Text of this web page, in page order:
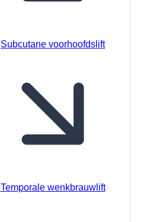
Subcutane voorhoofdslift
Temporale wenkbrauwlift